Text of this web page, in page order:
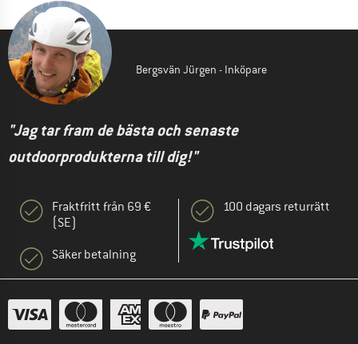
Bergsvän Jürgen - Inköpare
"Jag tar fram de bästa och senaste
outdoorprodukterna till dig!"
Fraktfritt från 69 €
(SE)
Säker betalning
100 dagars returrätt